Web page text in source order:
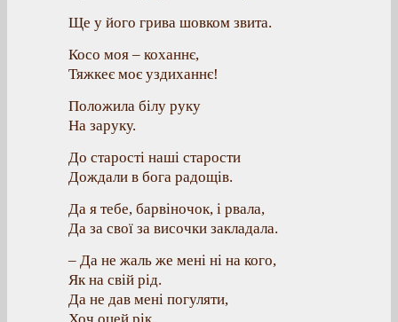
Ще у його грива шовком звита.
Косо моя – коханнє,
Тяжкеє моє уздиханнє!
Положила білу руку
На заруку.
До старості наші старости
Дождали в бога радощів.
Да я тебе, барвіночок, і рвала,
Да за свої за височки закладала.
– Да не жаль же мені ні на кого,
Як на свій рід.
Да не дав мені погуляти,